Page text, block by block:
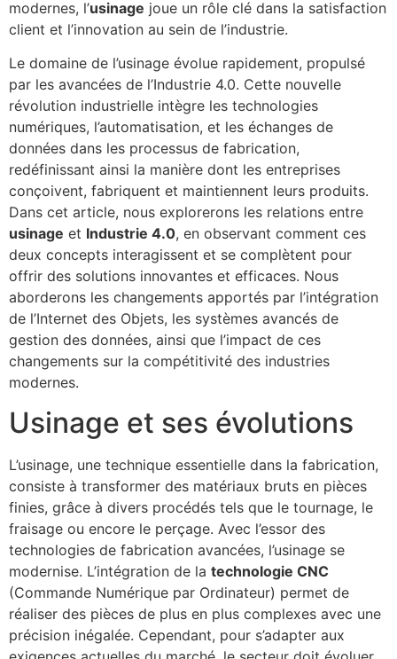
modernes, l’usinage joue un rôle clé dans la satisfaction
client et l’innovation au sein de l’industrie.
Le domaine de l’usinage évolue rapidement, propulsé
par les avancées de l’Industrie 4.0. Cette nouvelle
révolution industrielle intègre les technologies
numériques, l’automatisation, et les échanges de
données dans les processus de fabrication,
redéfinissant ainsi la manière dont les entreprises
conçoivent, fabriquent et maintiennent leurs produits.
Dans cet article, nous explorerons les relations entre
usinage et Industrie 4.0, en observant comment ces
deux concepts interagissent et se complètent pour
offrir des solutions innovantes et efficaces. Nous
aborderons les changements apportés par l’intégration
de l’Internet des Objets, les systèmes avancés de
gestion des données, ainsi que l’impact de ces
changements sur la compétitivité des industries
modernes.
Usinage et ses évolutions
L’usinage, une technique essentielle dans la fabrication,
consiste à transformer des matériaux bruts en pièces
finies, grâce à divers procédés tels que le tournage, le
fraisage ou encore le perçage. Avec l’essor des
technologies de fabrication avancées, l’usinage se
modernise. L’intégration de la technologie CNC
(Commande Numérique par Ordinateur) permet de
réaliser des pièces de plus en plus complexes avec une
précision inégalée. Cependant, pour s’adapter aux